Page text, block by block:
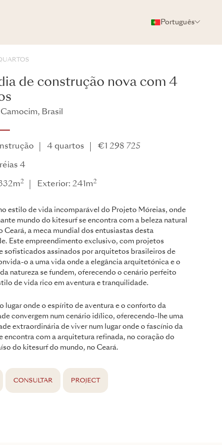
Português
de construção nova com 4
Brasil
4 quartos €1 298 725
4
2 Exterior: 241m2
estilo de vida incomparável do Projeto Móreias, onde
mundo do kitesurf se encontra com a beleza natural
Ceará, a meca mundial dos entusiastas desta
Este empreendimento exclusivo, com projetos
sofisticados assinados por arquitetos brasileiros de
o a uma vida onde a elegância arquitetónica e o
natureza se fundem, oferecendo o cenário perfeito
de vida rico em aventura e tranquilidade.
lugar onde o espírito de aventura e o conforto da
convergem num cenário idílico, oferecendo-lhe uma
extraordinária de viver num lugar onde o fascínio da
encontra com a arquitetura refinada, no coração do
do kitesurf do mundo, no Ceará.
CONSULTAR PROJECT